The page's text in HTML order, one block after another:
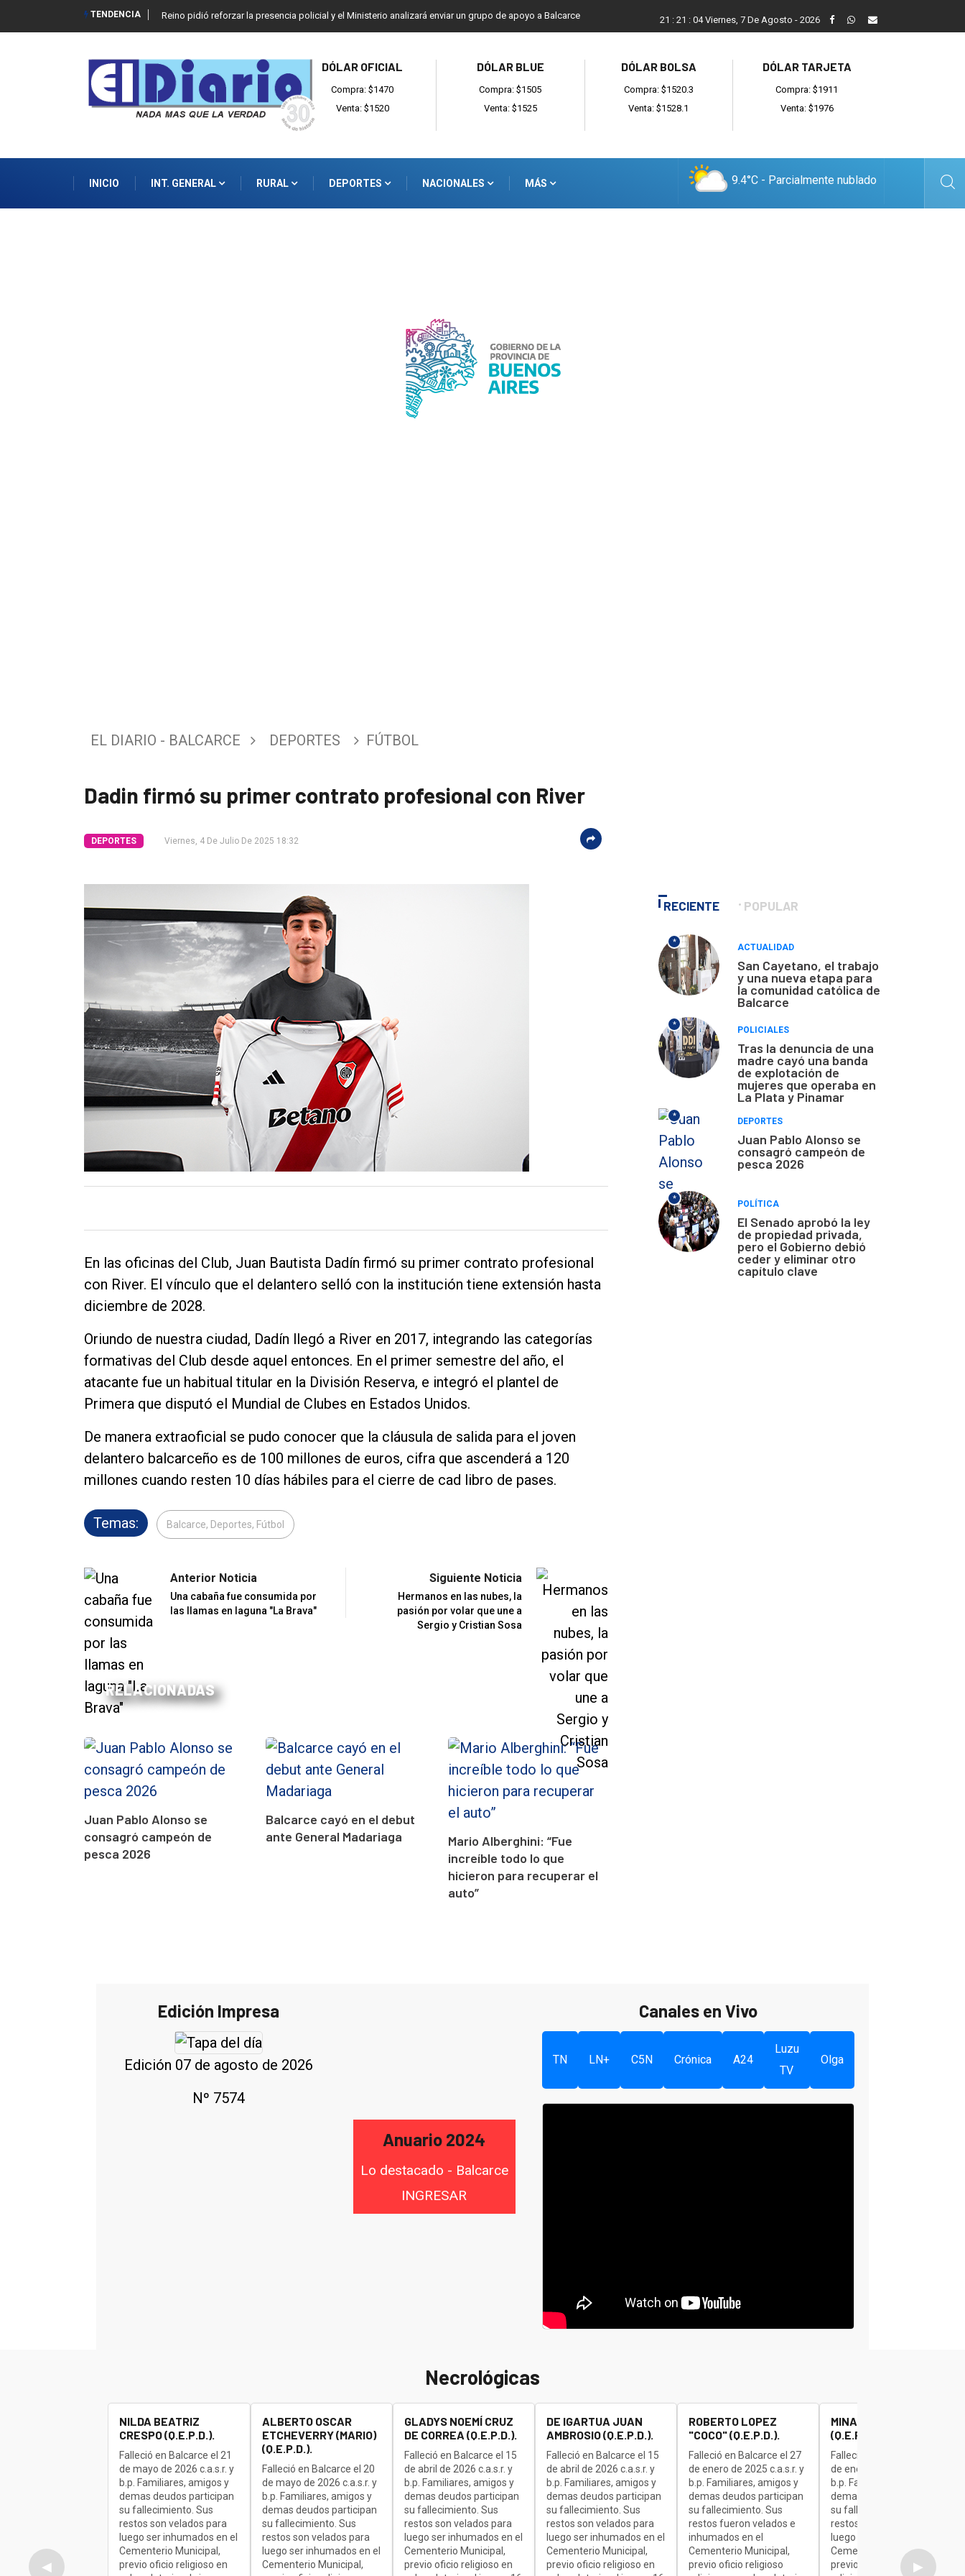
TENDENCIA Reino pidió reforzar la presencia policial y el Ministerio analizará enviar un grupo de apoyo a Balcarce Vecinos, instituciones y concejales se manifestaron contra
21 : 21 : 05 Viernes, 7 De Agosto - 2026
DÓLAR OFICIAL
Compra: $1470
Venta: $1520
DÓLAR BLUE
Compra: $1505
Venta: $1525
DÓLAR BOLSA
Compra: $1520.3
Venta: $1528.1
DÓLAR TARJETA
Compra: $1911
Venta: $1976
INICIO INT. GENERAL RURAL DEPORTES NACIONALES MÁS 9.4°C - Parcialmente nublado
Entrevistas
Fúnebres
Empresa
EL DIARIO - BALCARCE DEPORTES FÚTBOL
Dadin firmó su primer contrato profesional con River
DEPORTES Viernes, 4 De Julio De 2025 18:32
En las oficinas del Club, Juan Bautista Dadín firmó su primer contrato profesional
con River. El vínculo que el delantero selló con la institución tiene extensión hasta
diciembre de 2028.
Oriundo de nuestra ciudad, Dadín llegó a River en 2017, integrando las categorías
formativas del Club desde aquel entonces. En el primer semestre del año, el
atacante fue un habitual titular en la División Reserva, e integró el plantel de
Primera que disputó el Mundial de Clubes en Estados Unidos.
De manera extraoficial se pudo conocer que la cláusula de salida para el joven
delantero balcarceño es de 100 millones de euros, cifra que ascenderá a 120
millones cuando resten 10 días hábiles para el cierre de cad libro de pases.
Temas: Balcarce, Deportes, Fútbol
Anterior Noticia
Una cabaña fue consumida por
las llamas en laguna "La Brava"
Siguiente Noticia
Hermanos en las nubes, la
pasión por volar que une a
Sergio y Cristian Sosa
RELACIONADAS
Juan Pablo Alonso se
consagró campeón de
pesca 2026
Balcarce cayó en el debut
ante General Madariaga
Mario Alberghini: “Fue
increíble todo lo que
hicieron para recuperar el
auto”
RECIENTE POPULAR
*
ACTUALIDAD
San Cayetano, el trabajo
y una nueva etapa para
la comunidad católica de
Balcarce
*
POLICIALES
Tras la denuncia de una
madre cayó una banda
de explotación de
mujeres que operaba en
La Plata y Pinamar
*
DEPORTES
Juan Pablo Alonso se
consagró campeón de
pesca 2026
*
POLÍTICA
El Senado aprobó la ley
de propiedad privada,
pero el Gobierno debió
ceder y eliminar otro
capítulo clave
Edición Impresa
Edición 07 de agosto de 2026
Nº 7574
Anuario 2024
Lo destacado - Balcarce
INGRESAR
Canales en Vivo
TN LN+ C5N Crónica A24
Luzu
TV
Olga
Necrológicas
◀
NILDA BEATRIZ
CRESPO (Q.E.P.D.).
Falleció en Balcarce el 21
de mayo de 2026 c.a.s.r. y
b.p. Familiares, amigos y
demas deudos participan
su fallecimiento. Sus
restos son velados para
luego ser inhumados en el
Cementerio Municipal,
previo oficio religioso en
ALBERTO OSCAR
ETCHEVERRY (MARIO)
(Q.E.P.D.).
Falleció en Balcarce el 20
de mayo de 2026 c.a.s.r. y
b.p. Familiares, amigos y
demas deudos participan
su fallecimiento. Sus
restos son velados para
luego ser inhumados en el
Cementerio Municipal,
GLADYS NOEMÍ CRUZ
DE CORREA (Q.E.P.D.).
Falleció en Balcarce el 15
de abril de 2026 c.a.s.r. y
b.p. Familiares, amigos y
demas deudos participan
su fallecimiento. Sus
restos son velados para
luego ser inhumados en el
Cementerio Municipal,
previo oficio religioso en
DE IGARTUA JUAN
AMBROSIO (Q.E.P.D.).
Falleció en Balcarce el 15
de abril de 2026 c.a.s.r. y
b.p. Familiares, amigos y
demas deudos participan
su fallecimiento. Sus
restos son velados para
luego ser inhumados en el
Cementerio Municipal,
previo oficio religioso en
ROBERTO LOPEZ
"COCO" (Q.E.P.D.).
Falleció en Balcarce el 27
de enero de 2025 c.a.s.r. y
b.p. Familiares, amigos y
demas deudos participan
su fallecimiento. Sus
restos fueron velados e
inhumados en el
Cementerio Municipal,
previo oficio religioso
MINAUDO JOSE "BETA"
(Q.E.P.D.).
Falleció en Balcarce el 27
de enero de 2025 c.a.s.r. y
b.p. Familiares, amigos y
demas deudos participan
su fallecimiento. Sus
restos son velados para
luego ser inhumados en el
Cementerio Municipal,
previo oficio religioso
▶